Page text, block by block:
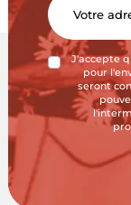
J'accepte
pour
seront